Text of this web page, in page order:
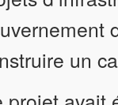
un